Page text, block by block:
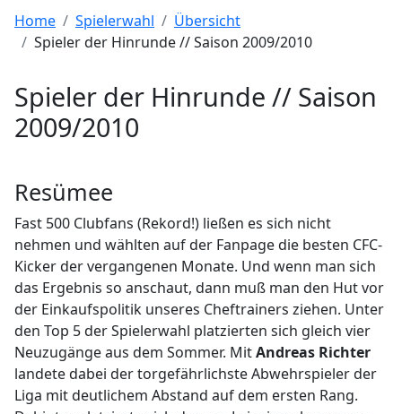
Home Spielerwahl
Übersicht
Spieler der Hinrunde // Saison 2009/2010
Spieler der Hinrunde // Saison
2009/2010
Resümee
Fast 500 Clubfans (Rekord!) ließen es sich nicht
nehmen und wählten auf der Fanpage die besten CFC-
Kicker der vergangenen Monate. Und wenn man sich
das Ergebnis so anschaut, dann muß man den Hut vor
der Einkaufspolitik unseres Cheftrainers ziehen. Unter
den Top 5 der Spielerwahl platzierten sich gleich vier
Neuzugänge aus dem Sommer. MitAndreas Richter
landete dabei der torgefährlichste Abwehrspieler der
Liga mit deutlichem Abstand auf dem ersten Rang.